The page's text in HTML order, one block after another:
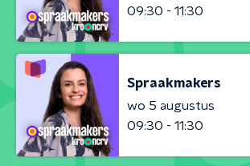
09:30 - 11:30
Spraakmakers
wo 5 augustus
09:30 - 11:30